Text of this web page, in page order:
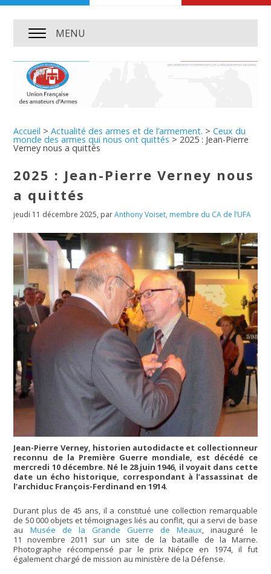
MENU
Accueil >Actualité des armes et de l’armement. >Ceux du
monde des armes qui nous ont quittés > 2025 : Jean-Pierre
Verney nous a quittés
2025 : Jean-Pierre Verney nous
a quittés
jeudi 11 décembre 2025, parAnthony Voiset, membre du CA de l’UFA
Jean-Pierre Verney, historien autodidacte et collectionneur
reconnu de la Première Guerre mondiale, est décédé ce
mercredi 10 décembre. Né le 28 juin 1946, il voyait dans cette
date un écho historique, correspondant à l’assassinat de
l’archiduc François-Ferdinand en 1914.
Durant plus de 45 ans, il a constitué une collection remarquable
de 50 000 objets et témoignages liés au conflit, qui a servi de base
au Musée de la Grande Guerre de Meaux, inauguré le
11 novembre 2011 sur un site de la bataille de la Marne.
Photographe récompensé par le prix Niépce en 1974, il fut
également chargé de mission au ministère de la Défense.